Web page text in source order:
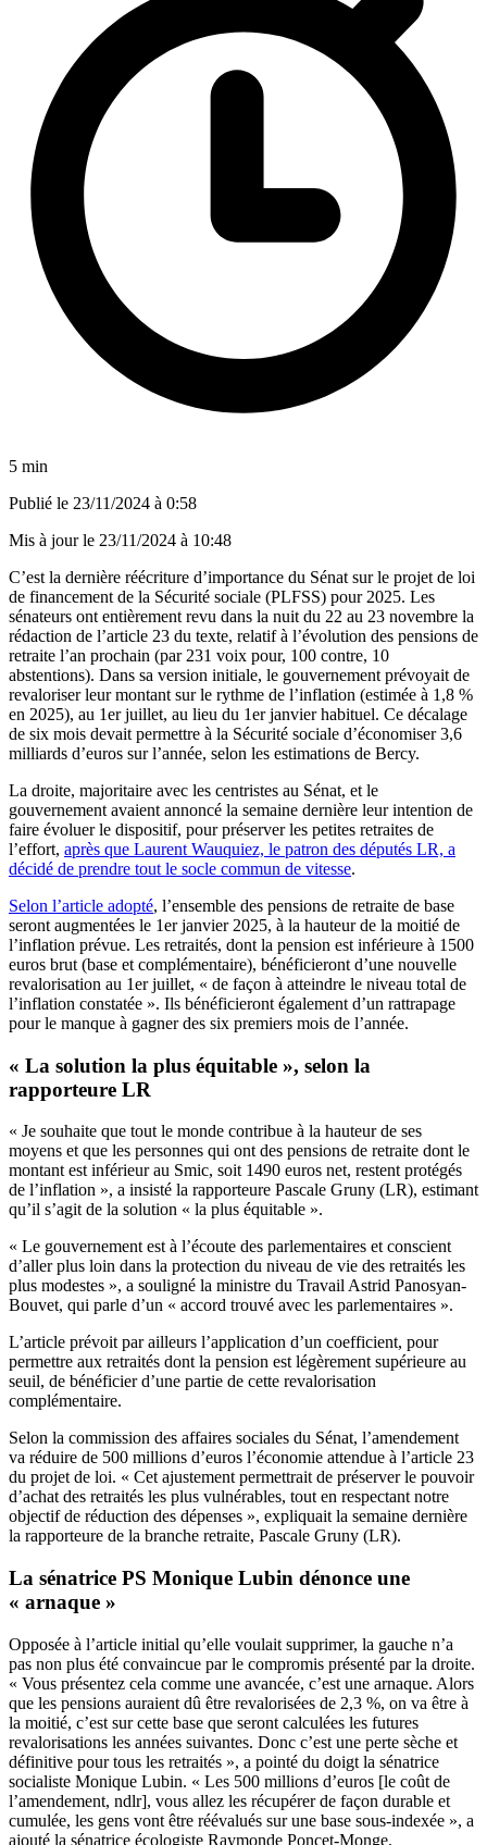
5 min
Publié le 23/11/2024 à 0:58
Mis à jour le 23/11/2024 à 10:48
C’est la dernière réécriture d’importance du Sénat sur le projet de loi
de financement de la Sécurité sociale (PLFSS) pour 2025. Les
sénateurs ont entièrement revu dans la nuit du 22 au 23 novembre la
rédaction de l’article 23 du texte, relatif à l’évolution des pensions de
retraite l’an prochain (par 231 voix pour, 100 contre, 10
abstentions). Dans sa version initiale, le gouvernement prévoyait de
revaloriser leur montant sur le rythme de l’inflation (estimée à 1,8 %
en 2025), au 1er juillet, au lieu du 1er janvier habituel. Ce décalage
de six mois devait permettre à la Sécurité sociale d’économiser 3,6
milliards d’euros sur l’année, selon les estimations de Bercy.
La droite, majoritaire avec les centristes au Sénat, et le
gouvernement avaient annoncé la semaine dernière leur intention de
faire évoluer le dispositif, pour préserver les petites retraites de
l’effort, après que Laurent Wauquiez, le patron des députés LR, a
décidé de prendre tout le socle commun de vitesse.
Selon l’article adopté, l’ensemble des pensions de retraite de base
seront augmentées le 1er janvier 2025, à la hauteur de la moitié de
l’inflation prévue. Les retraités, dont la pension est inférieure à 1500
euros brut (base et complémentaire), bénéficieront d’une nouvelle
revalorisation au 1er juillet, « de façon à atteindre le niveau total de
l’inflation constatée ». Ils bénéficieront également d’un rattrapage
pour le manque à gagner des six premiers mois de l’année.
« La solution la plus équitable », selon la
rapporteure LR
« Je souhaite que tout le monde contribue à la hauteur de ses
moyens et que les personnes qui ont des pensions de retraite dont le
montant est inférieur au Smic, soit 1490 euros net, restent protégés
de l’inflation », a insisté la rapporteure Pascale Gruny (LR), estimant
qu’il s’agit de la solution « la plus équitable ».
« Le gouvernement est à l’écoute des parlementaires et conscient
d’aller plus loin dans la protection du niveau de vie des retraités les
plus modestes », a souligné la ministre du Travail Astrid Panosyan-
Bouvet, qui parle d’un « accord trouvé avec les parlementaires ».
L’article prévoit par ailleurs l’application d’un coefficient, pour
permettre aux retraités dont la pension est légèrement supérieure au
seuil, de bénéficier d’une partie de cette revalorisation
complémentaire.
Selon la commission des affaires sociales du Sénat, l’amendement
va réduire de 500 millions d’euros l’économie attendue à l’article 23
du projet de loi. « Cet ajustement permettrait de préserver le pouvoir
d’achat des retraités les plus vulnérables, tout en respectant notre
objectif de réduction des dépenses », expliquait la semaine dernière
la rapporteure de la branche retraite, Pascale Gruny (LR).
La sénatrice PS Monique Lubin dénonce une
« arnaque »
Opposée à l’article initial qu’elle voulait supprimer, la gauche n’a
pas non plus été convaincue par le compromis présenté par la droite.
« Vous présentez cela comme une avancée, c’est une arnaque. Alors
que les pensions auraient dû être revalorisées de 2,3 %, on va être à
la moitié, c’est sur cette base que seront calculées les futures
revalorisations les années suivantes. Donc c’est une perte sèche et
définitive pour tous les retraités », a pointé du doigt la sénatrice
socialiste Monique Lubin. « Les 500 millions d’euros [le coût de
l’amendement, ndlr], vous allez les récupérer de façon durable et
cumulée, les gens vont être réévalués sur une base sous-indexée », a
ajouté la sénatrice écologiste Raymonde Poncet-Monge.